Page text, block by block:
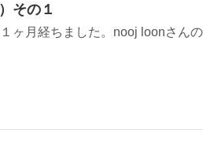
その１
ヶ月経ちました。nooj loonさん